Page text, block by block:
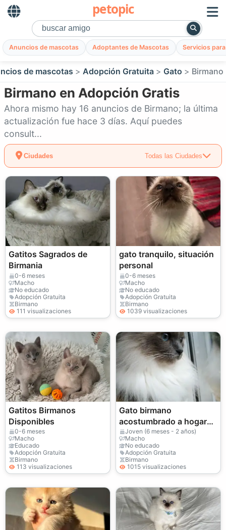
petopic
Anuncios de mascotas Adoptantes de Mascotas Servicios
de mascotas Adopción Gratuita Gato Birmano
Birmano en Adopción Gratis
Ahora mismo hay 16 anuncios de Birmano; la última
actualización fue hace 3 días. Aquí puedes
consult...
Ciudades Todas las Ciudades
Gatitos Sagrados de
Birmania
0-6 meses
Macho
No educado
Adopción Gratuita
Birmano
111 visualizaciones
gato tranquilo, situación
personal
0-6 meses
Macho
No educado
Adopción Gratuita
Birmano
1039 visualizaciones
Gatitos Birmanos
Disponibles
0-6 meses
Macho
Educado
Adopción Gratuita
Birmano
113 visualizaciones
Gato birmano
acostumbrado a hogares
tranquilos
Joven (6 meses - 2 años)
Macho
No educado
Adopción Gratuita
Birmano
1015 visualizaciones